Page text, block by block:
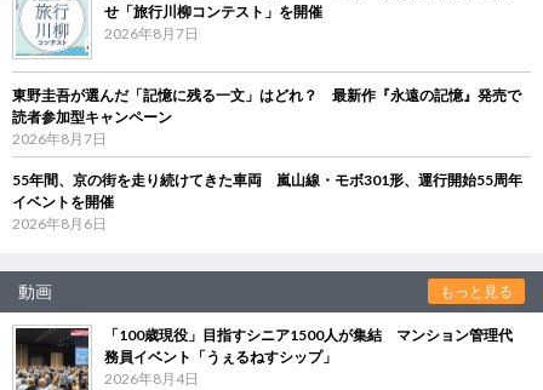
せ「旅行川柳コンテスト」を開催
2026年8月7日
東野圭吾が選んだ「記憶に残る一文」はどれ？ 最新作『永遠の記憶』発売で
読者参加型キャンペーン
2026年8月7日
55年間、京の街を走り続けてきた車両 嵐山線・モボ301形、運行開始55周年
イベントを開催
2026年8月6日
動画 もっと見る
「100歳現役」目指すシニア1500人が集結 マンション管理代
務員イベント「うぇるねすシップ」
2026年8月4日